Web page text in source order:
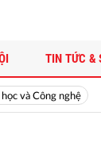
Công nghệ
TIN TỨC &